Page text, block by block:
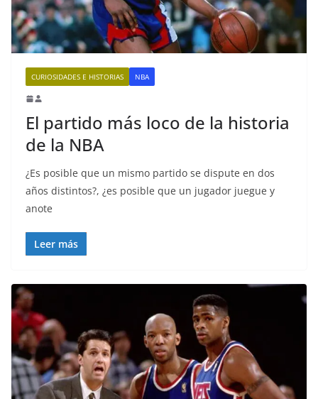
CURIOSIDADES E HISTORIAS NBA
El partido más loco de la historia
de la NBA
¿Es posible que un mismo partido se dispute en dos
años distintos?, ¿es posible que un jugador juegue y
anote
Leer más